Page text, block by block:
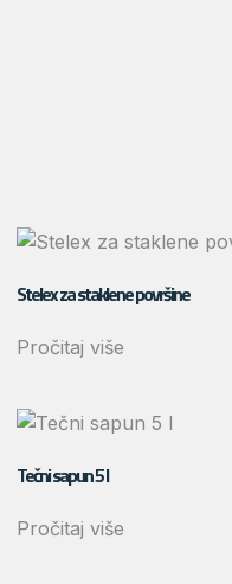
Stelex za staklene površine
Pročitaj više
Tečni sapun 5 l
Pročitaj više